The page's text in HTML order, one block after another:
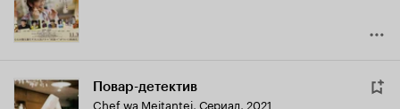
Повар-детектив
Chef wa Meitantei, Сериал, 2021